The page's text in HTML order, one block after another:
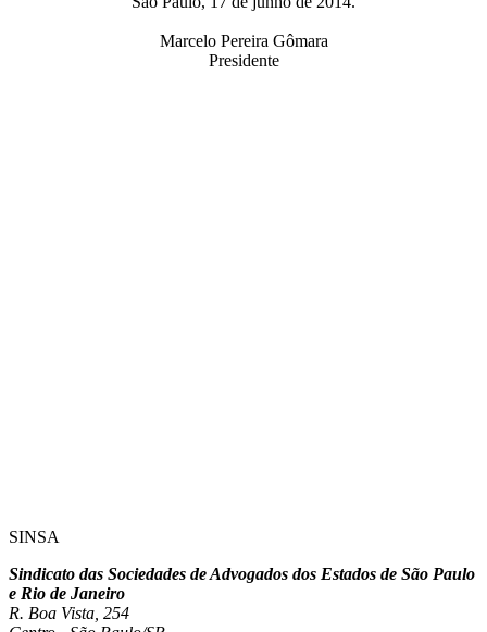
Marcelo Pereira Gômara
Presidente
SINSA
Sindicato das Sociedades de Advogados dos Estados de São Paulo
e Rio de Janeiro
R. Boa Vista, 254